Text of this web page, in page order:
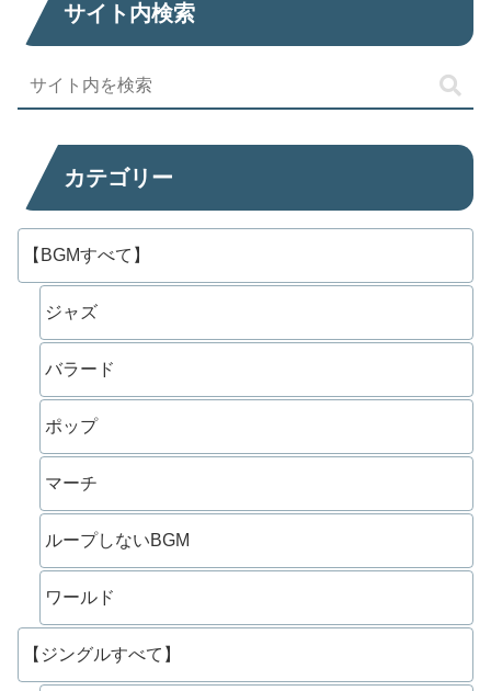
サイト内検索
カテゴリー
【BGMすべて】
ジャズ
バラード
ポップ
マーチ
ループしないBGM
ワールド
【ジングルすべて】